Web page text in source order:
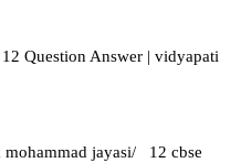
Question Answer | vidyapati
mohammad jayasi/ 12 cbse